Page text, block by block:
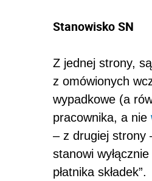
Stanowisko SN
Z jednej strony,
z omówionych
wypadkowe (a
pracownika, a nie
– z drugiej strony
stanowi
płatnika składek”.